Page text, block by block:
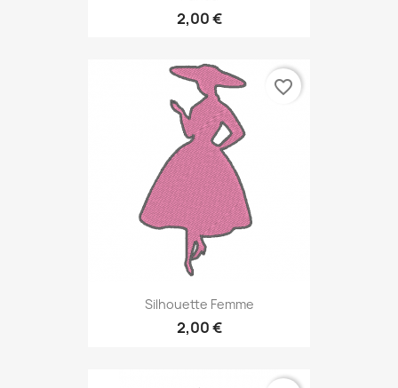
2,00 €
Silhouette Femme
2,00 €
favorite_border